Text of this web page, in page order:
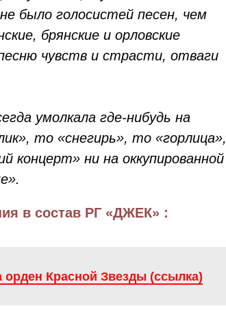
было голосистей песен, чем
брянские и орловские
чувств и страсти, отваги
умолкала где-нибудь на
то «снегирь», то «горлица»,
концерт» ни на оккупированной
в состав РГ «ДЖЕК» :
Красной Звезды (ссылка)